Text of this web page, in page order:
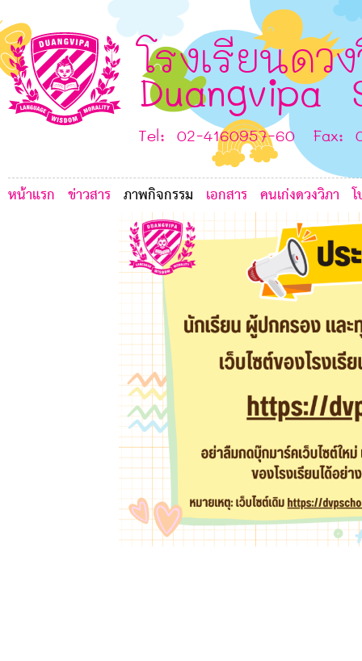
โรงเรียนดว
Duangvipa
Tel: 02-4160957-60 Fax:
หน้าแรก ข่าวสาร ภาพกิจกรรม เอกสาร คนเก่งดวงวิภา
H
E
J